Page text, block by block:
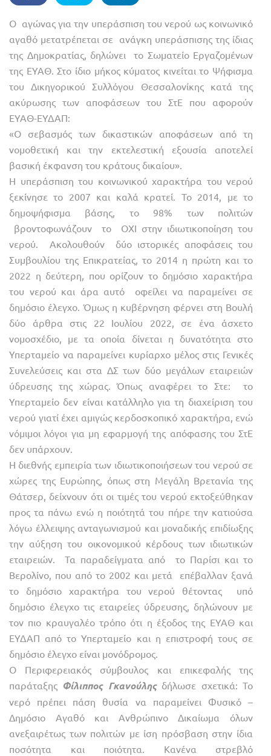
Ο αγώνας για την υπεράσπιση του νερού ως κοινωνικό
αγαθό μετατρέπεται σε ανάγκη υπεράσπισης της ίδιας
της Δημοκρατίας, δηλώνει το Σωματείο Εργαζομένων
της ΕΥΑΘ. Στο ίδιο μήκος κύματος κινείται το Ψήφισμα
του Δικηγορικού Συλλόγου Θεσσαλονίκης κατά της
ακύρωσης των αποφάσεων του ΣτΕ που αφορούν
ΕΥΑΘ-ΕΥΔΑΠ:
«Ο σεβασμός των δικαστικών αποφάσεων από τη
νομοθετική και την εκτελεστική εξουσία αποτελεί
βασική έκφανση του κράτους δικαίου».
Η υπεράσπιση του κοινωνικού χαρακτήρα του νερού
ξεκίνησε το 2007 και καλά κρατεί. Το 2014, με το
δημοψήφισμα βάσης, το 98% των πολιτών
βροντοφωνάζουν το ΟΧΙ στην ιδιωτικοποίηση του
νερού. Ακολουθούν δύο ιστορικές αποφάσεις του
Συμβουλίου της Επικρατείας, το 2014 η πρώτη και το
2022 η δεύτερη, που ορίζουν το δημόσιο χαρακτήρα
του νερού και άρα αυτό οφείλει να παραμείνει σε
δημόσιο έλεγχο. Όμως η κυβέρνηση φέρνει στη Βουλή
δύο άρθρα στις 22 Ιουλίου 2022, σε ένα άσχετο
νομοσχέδιο, με τα οποία δίνεται η δυνατότητα στο
Υπερταμείο να παραμείνει κυρίαρχο μέλος στις Γενικές
Συνελεύσεις και στα ΔΣ των δύο μεγάλων εταιρειών
ύδρευσης της χώρας. Όπως αναφέρει το Στε: το
Υπερταμείο δεν είναι κατάλληλο για τη διαχείριση του
νερού γιατί έχει αμιγώς κερδοσκοπικό χαρακτήρα, ενώ
νόμιμοι λόγοι για μη εφαρμογή της απόφασης του ΣτΕ
δεν υπάρχουν.
Η διεθνής εμπειρία των ιδιωτικοποιήσεων του νερού σε
χώρες της Ευρώπης, όπως στη Μεγάλη Βρετανία της
Θάτσερ, δείχνουν ότι οι τιμές του νερού εκτοξεύθηκαν
προς τα πάνω ενώ η ποιότητά του πήρε την κατιούσα
λόγω έλλειψης ανταγωνισμού και μοναδικής επιδίωξης
την αύξηση του οικονομικού κέρδους των ιδιωτικών
εταιρειών. Τα παραδείγματα από το Παρίσι και το
Βερολίνο, που από το 2002 και μετά επέβαλλαν ξανά
το δημόσιο χαρακτήρα του νερού θέτοντας υπό
δημόσιο έλεγχο τις εταιρείες ύδρευσης, δηλώνουν με
τον πιο κραυγαλέο τρόπο ότι η έξοδος της ΕΥΑΘ και
ΕΥΔΑΠ από το Υπερταμείο και η επιστροφή τους σε
δημόσιο έλεγχο είναι μονόδρομος.
Ο Περιφερειακός σύμβουλος και επικεφαλής της
παράταξης Φίλιππος Γκανούληςδήλωσε σχετικά: Το
νερό πρέπει πάση θυσία να παραμείνει Φυσικό –
Δημόσιο Αγαθό και Ανθρώπινο Δικαίωμα όλων
ανεξαιρέτως των πολιτών με ίση πρόσβαση στην ίδια
ποσότητα και ποιότητα. Κανένα στρεβλό